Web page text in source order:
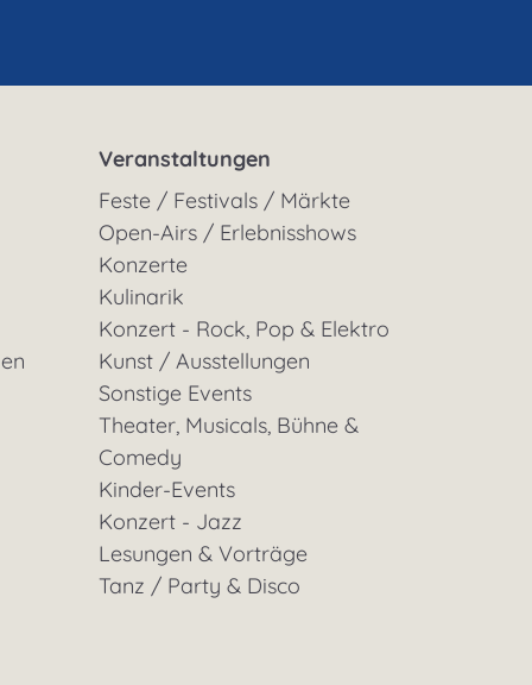
Veranstaltungen
Feste / Festivals / Märkte
Open-Airs / Erlebnisshows
Konzerte
Kulinarik
Konzert - Rock, Pop & Elektro
Kunst / Ausstellungen
Sonstige Events
Theater, Musicals, Bühne &
Comedy
Kinder-Events
Konzert - Jazz
Lesungen & Vorträge
Tanz / Party & Disco